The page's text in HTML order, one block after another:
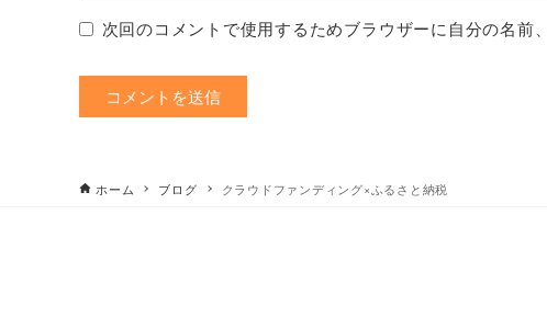
次回のコメントで使用するためブラウザーに自分の名前
ホーム ブログ クラウドファンディング×ふるさと納税